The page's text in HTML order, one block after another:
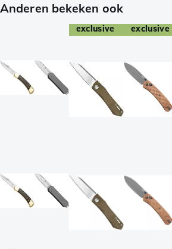
Anderen bekeken ook
exclusive exclusive